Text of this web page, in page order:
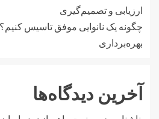
ارزیابی و تصمیم‌گیری
چگونه یک نانوایی موفق تاسیس کنیم؟
بهره‌برداری
آخرین دیدگاه‌ها